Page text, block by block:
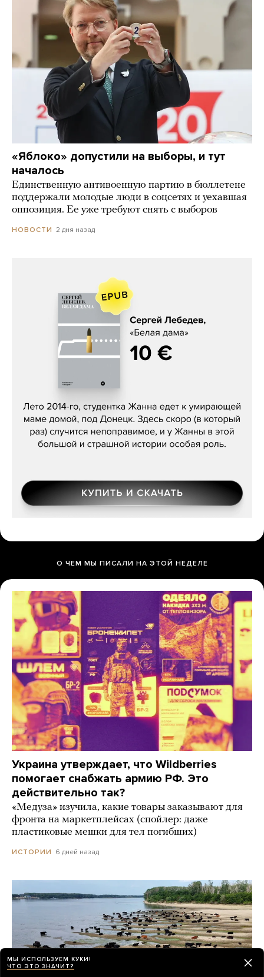
«Яблоко» допустили на выборы, и тут
началось
Единственную антивоенную партию в бюллетене
поддержали молодые люди в соцсетях и уехавшая
оппозиция. Ее уже требуют снять с выборов
НОВОСТИ 2 дня назад
Сергей Лебедев, «Белая дама»
О ЧЕМ МЫ ПИСАЛИ НА ЭТОЙ НЕДЕЛЕ
Украина утверждает, что Wildberries
помогает снабжать армию РФ. Это
действительно так?
«Медуза» изучила, какие товары заказывают для
фронта на маркетплейсах (спойлер: даже
пластиковые мешки для тел погибших)
ИСТОРИИ 6 дней назад
МЫ ИСПОЛЬЗУЕМ КУКИ!
ЧТО ЭТО ЗНАЧИТ?